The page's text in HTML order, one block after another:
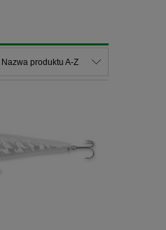
Nazwa produktu A-Z